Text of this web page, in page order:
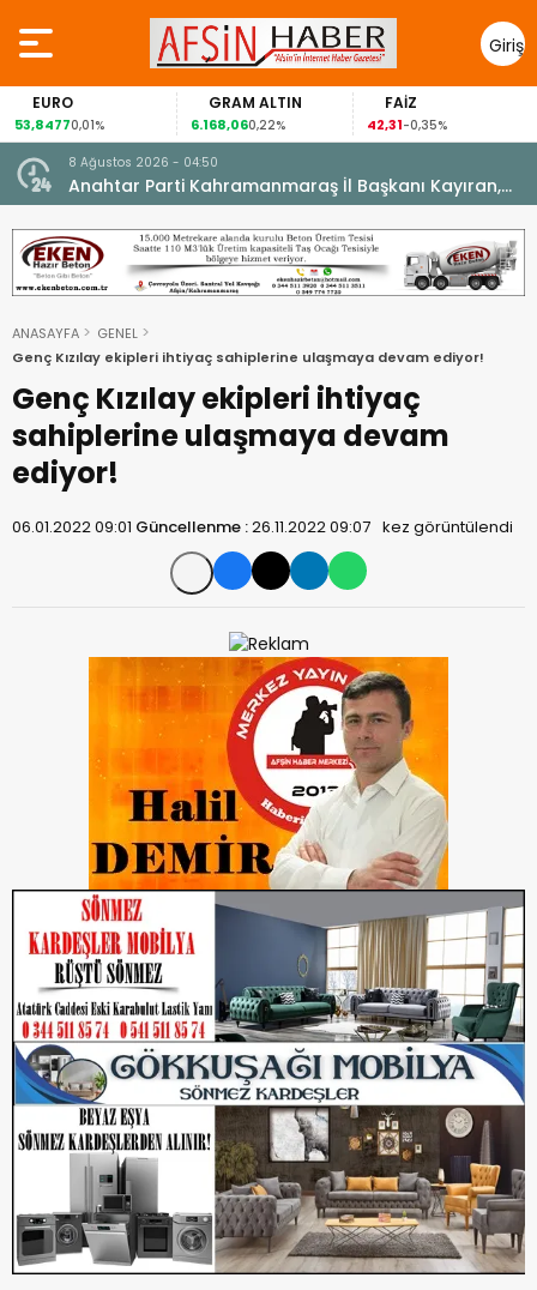
Giriş
Yap
EURO
0,01%
GRAM ALTIN
6.168,060,22%
FAİZ
42,31-0,35%
8 Ağustos 2026 - 04:50
Anahtar Parti Kahramanmaraş İl Başkanı Kayıran,
Afşin Teşkilatı ile buluştu.
ANASAYFA
GENEL
Genç Kızılay ekipleri ihtiyaç sahiplerine ulaşmaya devam ediyor!
Genç Kızılay ekipleri ihtiyaç
sahiplerine ulaşmaya devam
ediyor!
06.01.2022 09:01 Güncellenme :26.11.2022 09:07 kez görüntülendi